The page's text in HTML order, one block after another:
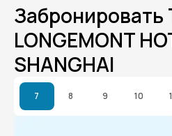
Забронировать
LONGEMONT
SHANGHAI
7 8 9 10